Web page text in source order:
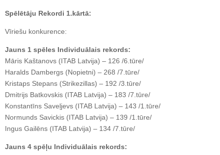
Spēlētāju Rekordi 1.kārtā:
Vīriešu konkurence:
Jauns 1 spēles Individuālais rekords:
Māris Kaštanovs (ITAB Latvija) – 126 /6.tūre/
Haralds Dambergs (Nopietni) – 268 /7.tūre/
Kristaps Stepans (Strikezillas) – 192 /3.tūre/
Dmitrijs Batkovskis (ITAB Latvija) – 183 /7.tūre/
Konstantīns Saveļjevs (ITAB Latvija) – 143 /1.tūre/
Normunds Savickis (ITAB Latvija) – 139 /1.tūre/
Ingus Gailēns (ITAB Latvija) – 134 /7.tūre/
Jauns 4 spēļu Individuālais rekords: